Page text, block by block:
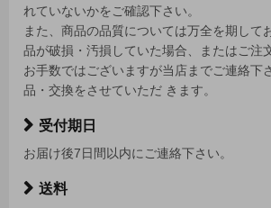
れていないかをご確認下さい。
また、商品の品質については万全を期して
品が破損・汚損していた場合、またはご注
お手数ではございますが当店までご連絡下
品・交換をさせていただ きます。
受付期日
お届け後7日間以内にご連絡下さい。
送料